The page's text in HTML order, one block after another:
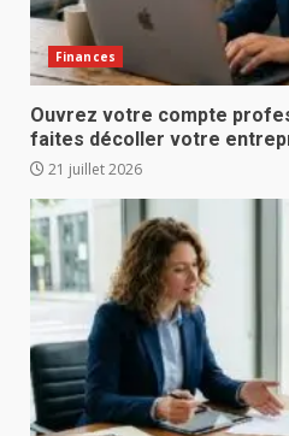
Finances
Ouvrez votre compte
faites décoller votre
21 juillet 2026